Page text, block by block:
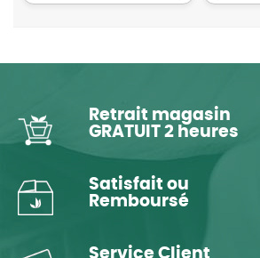
Retrait magasin
GRATUIT 2 heures
Satisfait ou
Remboursé
Service Client